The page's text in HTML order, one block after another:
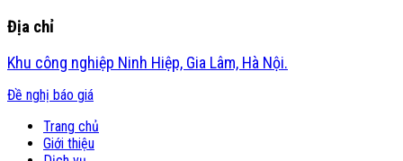
Địa chỉ
Khu công nghiệp Ninh Hiệp, Gia Lâm, Hà Nội.
Đề nghị báo giá
Trang chủ
Giới thiệu